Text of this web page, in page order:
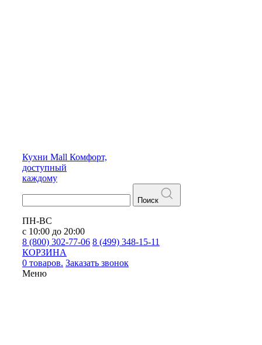
Кухни Mall Комфорт,
доступный
каждому
Поиск
ПН-ВС
с 10:00 до 20:00
8 (800) 302-77-06 8 (499) 348-15-11
КОРЗИНА
0 товаров. Заказать звонок
Меню